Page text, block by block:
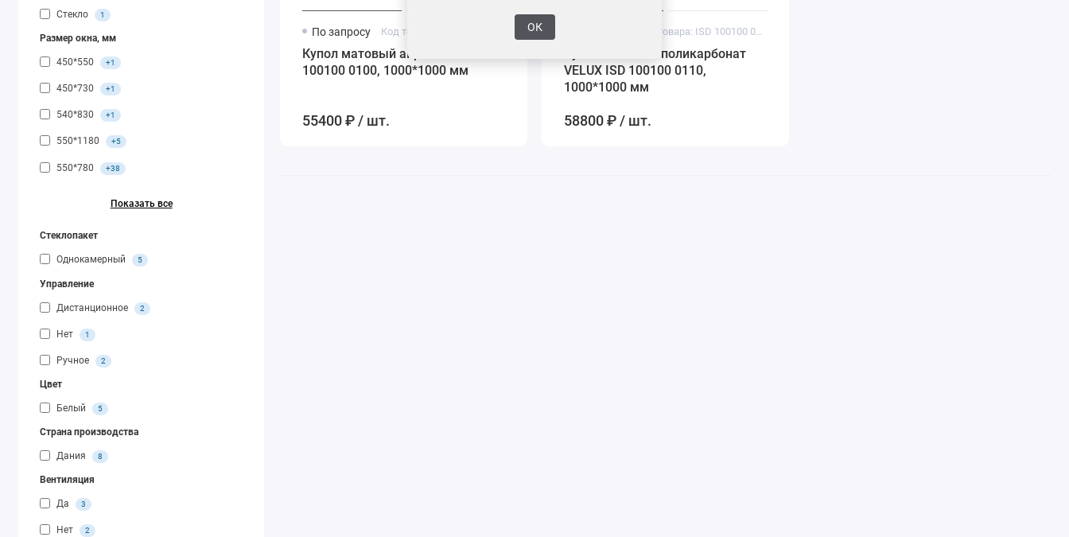
Стекло 1
Размер окна, мм
450*550 +1
450*730 +1
540*830 +1
550*1180 +5
550*780 +38
Показать все
Стеклопакет
Однокамерный 5
Управление
Дистанционное 2
Нет 1
Ручное 2
Цвет
Белый 5
Страна производства
Дания 8
Вентиляция
Да 3
Нет 2
По запросу
Купол матовый акрил VELUX ISD
100100 0100, 1000*1000 мм
55400 ₽ / шт.
Код товара: ISD 100100 0110
Купол матовый поликарбонат
VELUX ISD 100100 0110,
1000*1000 мм
58800 ₽ / шт.
ОК